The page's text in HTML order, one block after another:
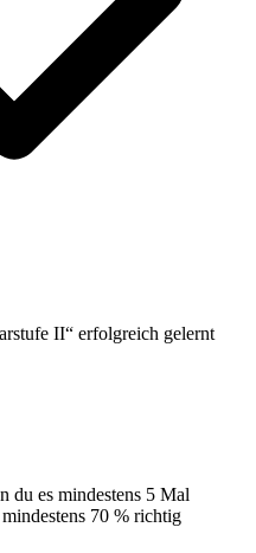
II“ erfolgreich gelernt
du es mindestens 5 Mal
70 % richtig